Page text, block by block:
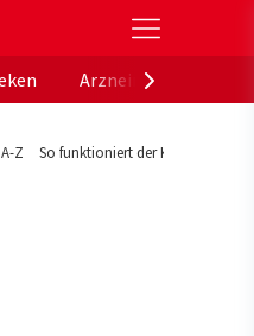
Gesundheitsportal der
Z So funktioniert der Körper